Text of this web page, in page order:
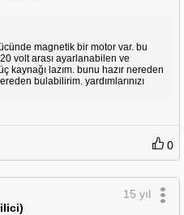
magnetik bir motor var. bu
volt arası ayarlanabilen ve
kaynağı lazım. bunu hazır nereden
bulabilirim. yardımlarınızı
0
15 yıl